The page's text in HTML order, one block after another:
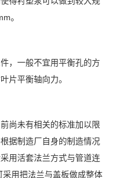
。
一般不宜用平衡孔的方
片平衡轴向力。
未有相关的标准加以限
据制造厂自身的制造情况
用活套法兰方式与管道连
用把法兰与盖板做成整体